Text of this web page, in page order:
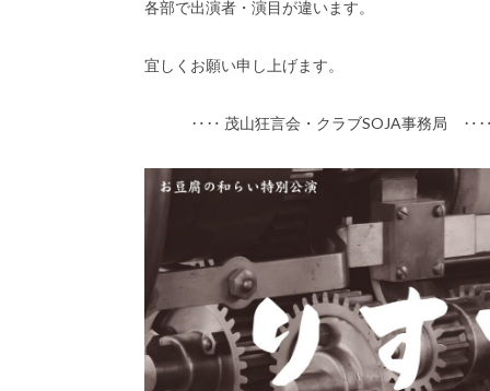
各部で出演者・演目が違います。
宜しくお願い申し上げます。
‥‥ 茂山狂言会・クラブSOJA事務局